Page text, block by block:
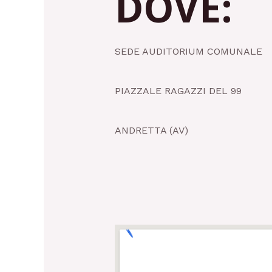
SEDE AUDITORIUM COMUNALE
PIAZZALE RAGAZZI DEL 99
ANDRETTA (AV)